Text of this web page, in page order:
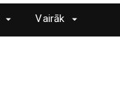
Vairāk